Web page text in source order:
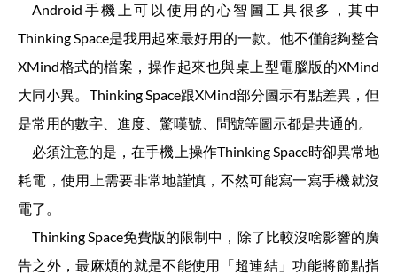
Android手機上可以使用的心智圖工具很多，其中
Thinking Space是我用起來最好用的一款。他不僅能夠整合
XMind格式的檔案，操作起來也與桌上型電腦版的XMind
大同小異。Thinking Space跟XMind部分圖示有點差異，但
是常用的數字、進度、驚嘆號、問號等圖示都是共通的。
必須注意的是，在手機上操作Thinking Space時卻異常地
耗電，使用上需要非常地謹慎，不然可能寫一寫手機就沒
電了。
Thinking Space免費版的限制中，除了比較沒啥影響的廣
告之外，最麻煩的就是不能使用「超連結」功能將節點指